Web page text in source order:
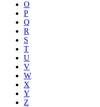
O
P
Q
R
S
T
U
V
W
X
Y
Z